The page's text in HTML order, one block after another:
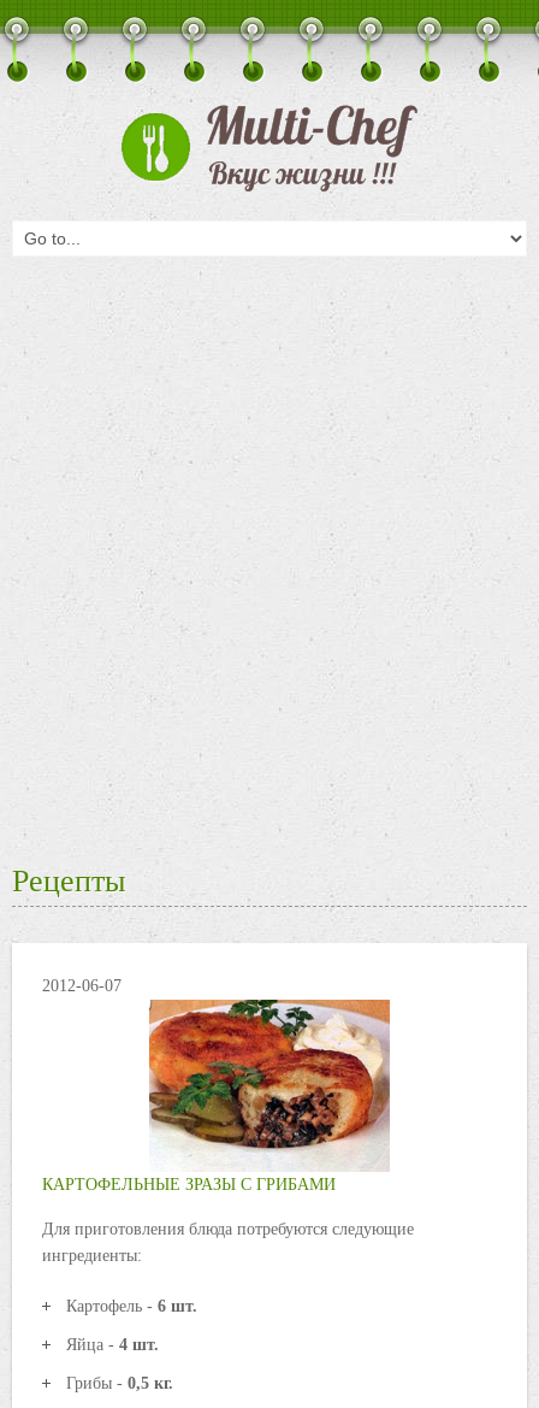
Рецепты
2012-06-07
КАРТОФЕЛЬНЫЕ ЗРАЗЫ С ГРИБАМИ
Для приготовления блюда потребуются следующие
ингредиенты:
Картофель - 6 шт.
Яйца - 4 шт.
Грибы - 0,5 кг.